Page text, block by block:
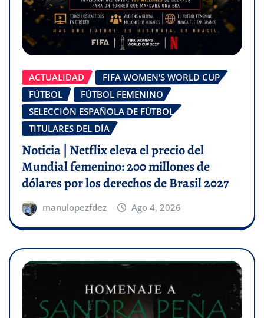
ACTUALIDAD
FIFA WOMEN’S WORLD CUP
FÚTBOL
FÚTBOL FEMENINO
SELECCIÓN ESPAÑOLA DE FÚTBOL
TITULARES DEL DÍA
Noticia | Netflix eleva el precio del
Mundial femenino: 200 millones de
dólares por los derechos de Brasil 2027
manulopezfdez Ago 4, 2026